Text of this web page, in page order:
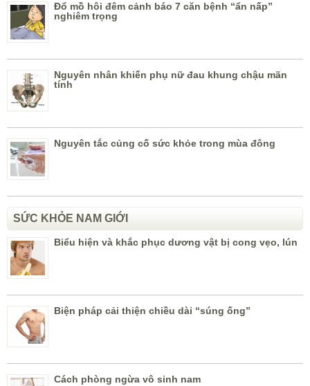
Đổ mồ hôi đêm cảnh báo 7 căn bệnh “ẩn nấp”
nghiêm trọng
Nguyên nhân khiến phụ nữ đau khung chậu mãn
tính
Nguyên tắc củng cố sức khỏe trong mùa đông
SỨC KHỎE NAM GIỚI
Biểu hiện và khắc phục dương vật bị cong vẹo, lún
Biện pháp cải thiện chiều dài “súng ống”
Cách phòng ngừa vô sinh nam